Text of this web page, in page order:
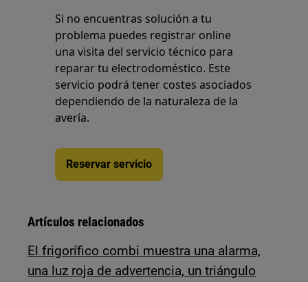
Si no encuentras solución a tu
problema puedes registrar online
una visita del servicio técnico para
reparar tu electrodoméstico. Este
servicio podrá tener costes asociados
dependiendo de la naturaleza de la
avería.
Reservar servicio
Artículos relacionados
El frigorífico combi muestra una alarma,
una luz roja de advertencia, un triángulo